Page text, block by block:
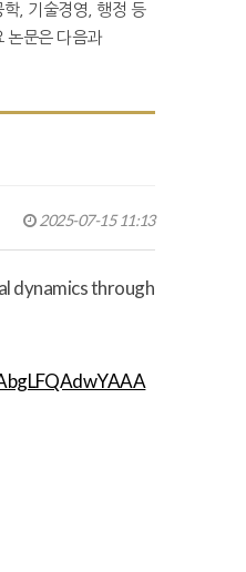
, 기술경영, 행정 등
논문은 다음과
2025-07-15 11:13
dynamics through